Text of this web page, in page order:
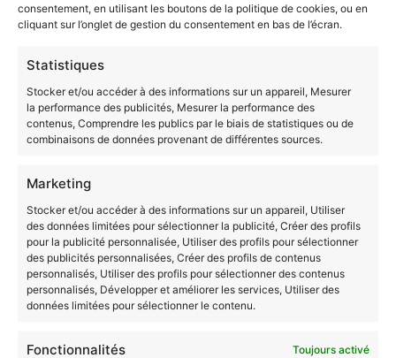
consentement, en utilisant les boutons de la politique de cookies, ou en
cliquant sur l’onglet de gestion du consentement en bas de l’écran.
Statistiques
Stocker et/ou accéder à des informations sur un appareil, Mesurer
la performance des publicités, Mesurer la performance des
contenus, Comprendre les publics par le biais de statistiques ou de
combinaisons de données provenant de différentes sources.
Marketing
Stocker et/ou accéder à des informations sur un appareil, Utiliser
des données limitées pour sélectionner la publicité, Créer des profils
pour la publicité personnalisée, Utiliser des profils pour sélectionner
des publicités personnalisées, Créer des profils de contenus
personnalisés, Utiliser des profils pour sélectionner des contenus
personnalisés, Développer et améliorer les services, Utiliser des
données limitées pour sélectionner le contenu.
Fonctionnalités
Toujours activé
BTS Spécialisé En Environnement
VAE BTS Traitement Des Matériaux